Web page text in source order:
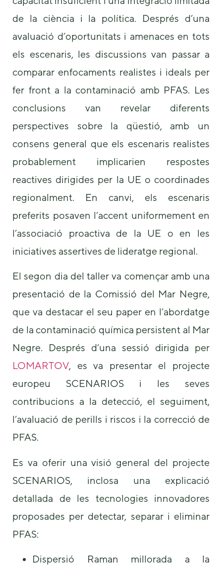
de la ciència i la política. Després d’una
avaluació d’oportunitats i amenaces en tots
els escenaris, les discussions van passar a
comparar enfocaments realistes i ideals per
fer front a la contaminació amb PFAS. Les
conclusions van revelar diferents
perspectives sobre la qüestió, amb un
consens general que els escenaris realistes
probablement implicarien respostes
reactives dirigides per la UE o coordinades
regionalment. En canvi, els escenaris
preferits posaven l’accent uniformement en
l’associació proactiva de la UE o en les
iniciatives assertives de lideratge regional.
El segon dia del taller va començar amb una
presentació de la Comissió del Mar Negre,
que va destacar el seu paper en l’abordatge
de la contaminació química persistent al Mar
Negre. Després d’una sessió dirigida per
LOMARTOV, es va presentar el projecte
europeu SCENARIOS i les seves
contribucions a la detecció, el seguiment,
l’avaluació de perills i riscos i la correcció de
PFAS.
Es va oferir una visió general del projecte
SCENARIOS, inclosa una explicació
detallada de les tecnologies innovadores
proposades per detectar, separar i eliminar
PFAS:
Dispersió Raman millorada a la